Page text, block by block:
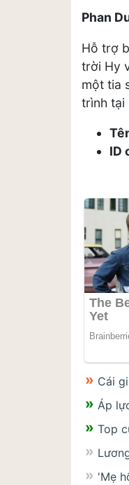
Phan
Hỗ trợ
trời Hy
một tia
trình tại
ID
Cái
Áp
Top
'Mẹ